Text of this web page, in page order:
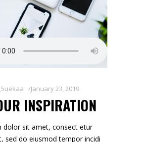
January 23, 2019
INSPIRATION
dolor sit amet, consect etur
sed do eiusmod tempor incidi